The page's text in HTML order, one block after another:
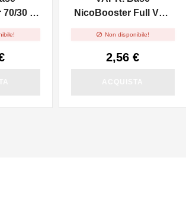
30 -
NicoBooster Full VG -
 Non disponibile!
2,56 €